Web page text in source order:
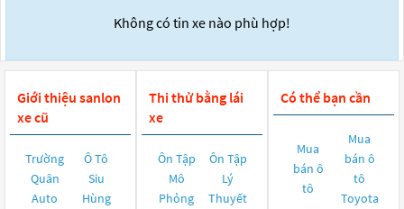
Không có tin xe nào phù hợp!
Giới thiệu sanlon
xe cũ
Trường
Quân
Auto
Ô Tô
Siu
Hùng
Thi thử bằng lái
xe
Ôn Tập
Mô
Phỏng
Ôn Tập
Lý
Thuyết
Có thể bạn cần
Mua
bán ô
tô
Mua
bán ô
tô
Toyota